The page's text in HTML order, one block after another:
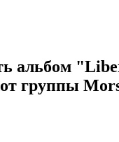
альбом
группы